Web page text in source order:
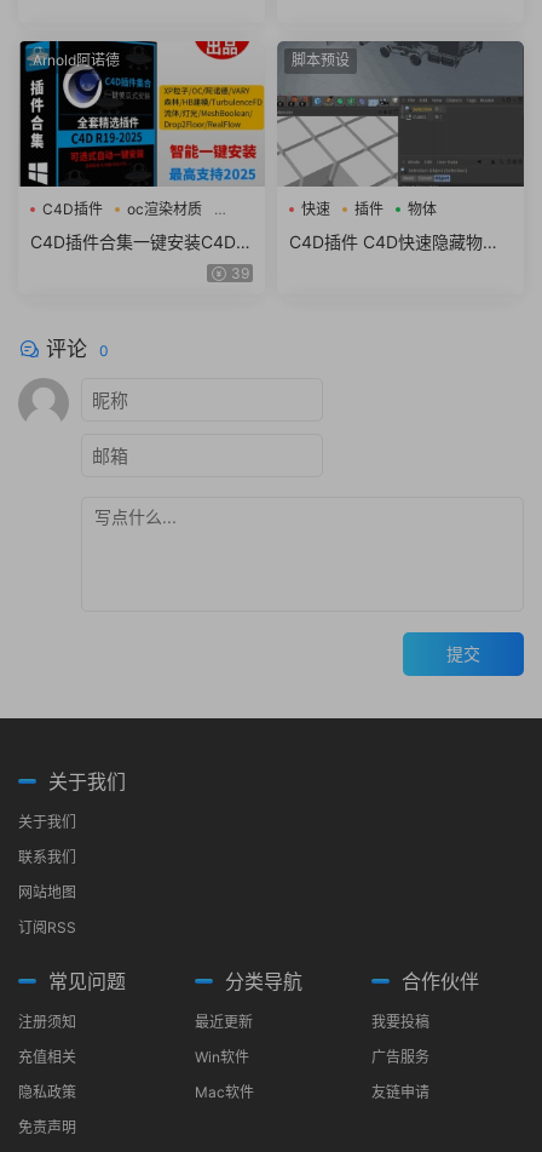
Arnold阿诺德
C4D插件
oc渲染材质
流体
C4D插件合集一键安装C4D粒
子插件流体OC渲染材质素材39
脚本预设
快速 插件 物体
C4D插件 C4D快速隐藏物体
评论 0
提交
关于我们
关于我们
联系我们
网站地图
订阅RSS
常见问题
注册须知
充值相关
隐私政策
免责声明
分类导航
最近更新
Win软件
Mac软件
合作伙伴
我要投稿
广告服务
友链申请